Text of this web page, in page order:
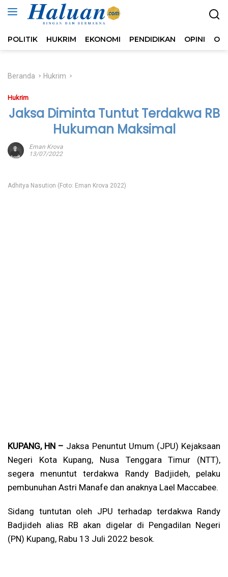
Langsung
POLITIK HUKRIM EKONOMI PENDIDIKAN OPINI
Beranda Hukrim
Hukrim
Jaksa Diminta Tuntut Terdakwa RB
Hukuman Maksimal
Eman Krova
13/07/2022
Adhitya Nasution (Foto: Eman Krova 2022)
KUPANG, HN – Jaksa Penuntut Umum (JPU) Kejaksaan
Negeri Kota Kupang, Nusa Tenggara Timur (NTT),
segera menuntut terdakwa Randy Badjideh, pelaku
pembunuhan Astri Manafe dan anaknya Lael Maccabee.
Sidang tuntutan oleh JPU terhadap terdakwa Randy
Badjideh alias RB akan digelar di Pengadilan Negeri
(PN) Kupang, Rabu 13 Juli 2022 besok.